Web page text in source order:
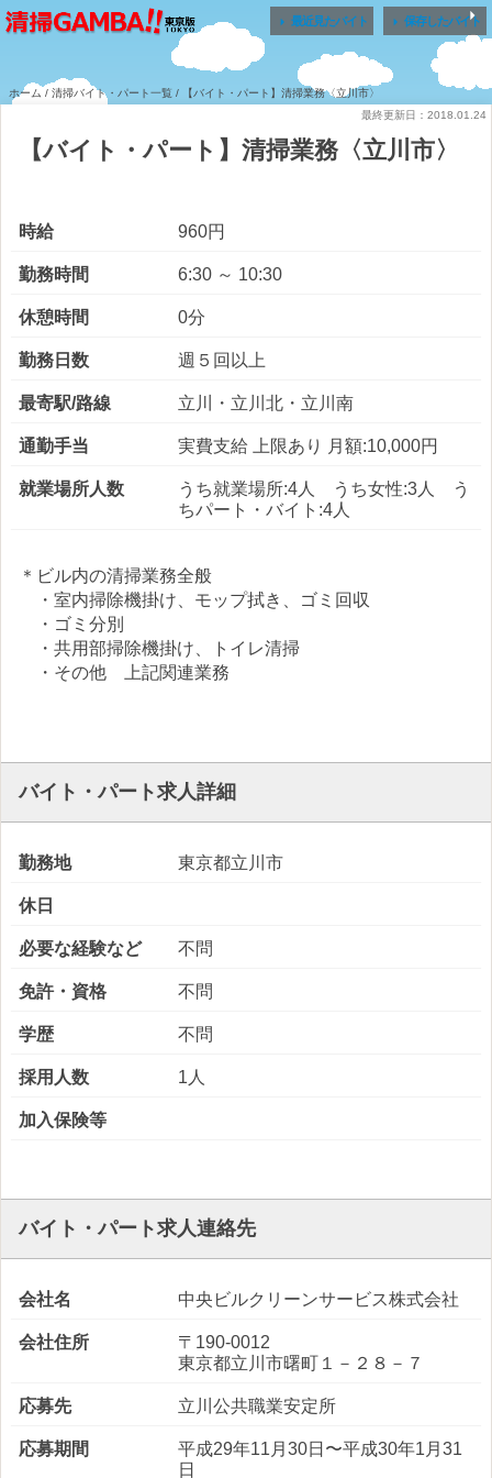
 最近見たバイト  保存したバイト
ホーム / 清掃バイト・パート一覧 / 【バイト・パート】清掃業務〈立川市〉
最終更新日：2018.01.24
【バイト・パート】清掃業務〈立川市〉
時給 960円
勤務時間 6:30 ～ 10:30
休憩時間 0分
勤務日数 週５回以上
最寄駅/路線 立川・立川北・立川南
通勤手当 実費支給 上限あり 月額:10,000円
就業場所人数
うち就業場所:4人 うち女性:3人 う
ちパート・バイト:4人
＊ビル内の清掃業務全般
・室内掃除機掛け、モップ拭き、ゴミ回収
・ゴミ分別
・共用部掃除機掛け、トイレ清掃
・その他 上記関連業務
バイト・パート求人詳細
勤務地 東京都立川市
休日
必要な経験など 不問
免許・資格 不問
学歴 不問
採用人数 1人
加入保険等
バイト・パート求人連絡先
会社名 中央ビルクリーンサービス株式会社
会社住所
〒190-0012
東京都立川市曙町１－２８－７
応募先 立川公共職業安定所
応募期間
平成29年11月30日〜平成30年1月31
日